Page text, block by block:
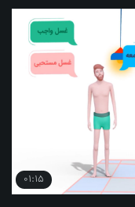
01:15